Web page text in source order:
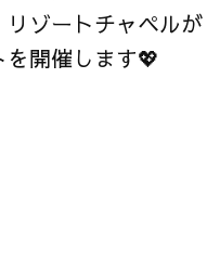
ゾートチャペル
開催します💖